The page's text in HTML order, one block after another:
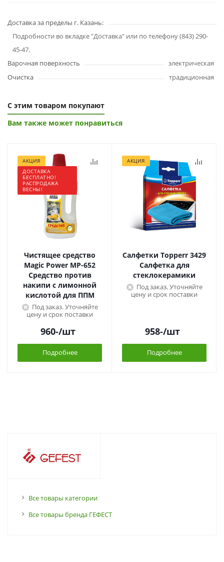
Доставка за пределы г. Казань:
Подробности во вкладке "Доставка" или по телефону (843) 290-
45-47.
Варочная поверхность
электрическая
Очистка
традиционная
С этим товаром покупают
Вам также может понравиться
АКЦИЯ
ДОСТАВКА
БЕСПЛАТНО!
РАСПРОДАЖА
ВЕСНЫ!
Чистящее средство
Magic Power МР-652
Средство против
накипи с лимонной
кислотой для ППМ
Под заказ. Уточняйте
цену и срок поставки
960-/шт
Подробнее
АКЦИЯ
Салфетки Topperr 3429
Салфетка для
стеклокерамики
Под заказ. Уточняйте
цену и срок поставки
958-/шт
Подробнее
Все товары категории
Все товары бренда ГЕФЕСТ